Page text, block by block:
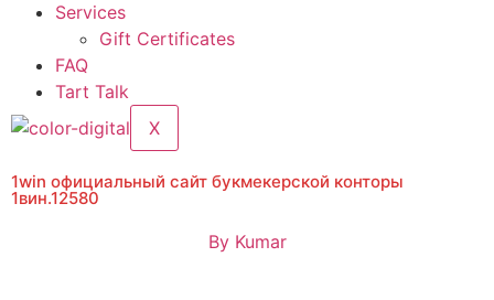
Services
Gift Certificates
FAQ
Tart Talk
X
1win официальный сайт букмекерской конторы
1вин.12580
ByKumar